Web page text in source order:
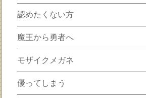
認めたくない方
魔王から勇者へ
モザイクメガネ
優ってしまう